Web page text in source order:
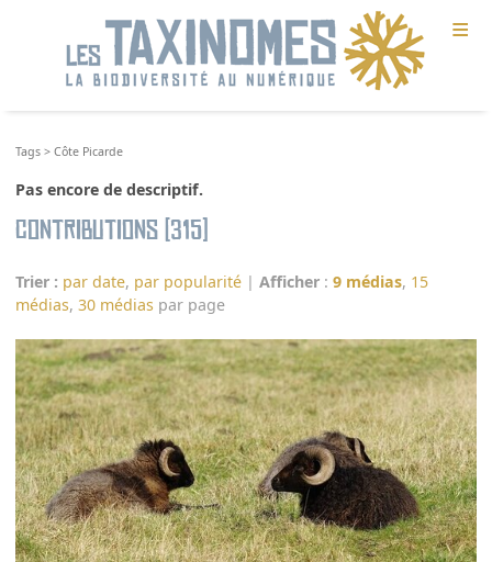
≡
Tags >Côte Picarde
Pas encore de descriptif.
Contributions (315)
Trier : par date, par popularité |Afficher :9 médias, 15
médias,30 médias par page